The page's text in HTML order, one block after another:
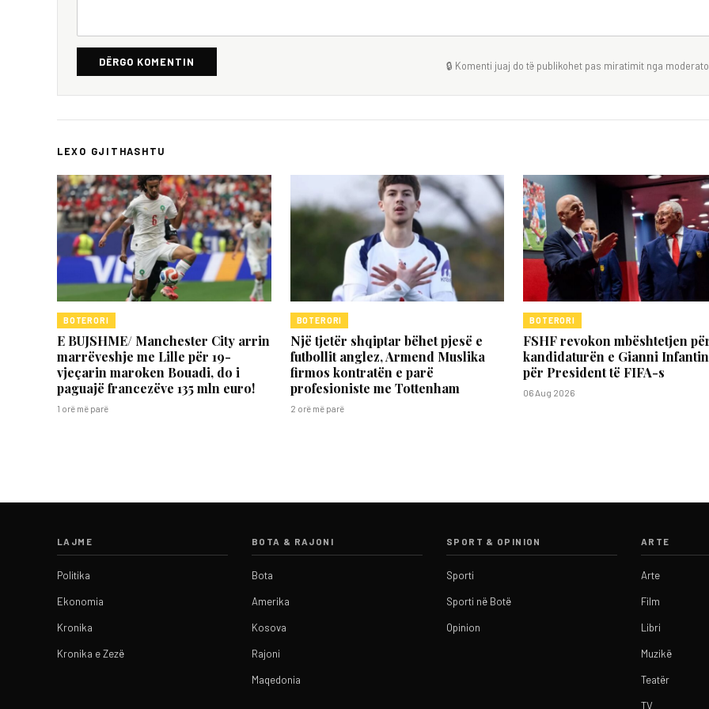
DËRGO KOMENTIN 🔒 Komenti juaj do të publikohet pas miratimit nga
LEXO GJITHASHTU
BOTERORI
E BUJSHME/ Manchester City arrin
marrëveshje me Lille për 19-
vjeçarin maroken Bouadi, do i
paguajë francezëve 135 mln euro!
1 orë më parë
BOTERORI
Një tjetër shqiptar bëhet pjesë e
futbollit anglez, Armend Muslika
firmos kontratën e parë
profesioniste me Tottenham
2 orë më parë
BOTERORI
FSHF revokon mbështetjen
kandidaturën e Gianni
për President të FIFA-s
06 Aug 2026
LAJME
Politika
Ekonomia
Kronika
Kronika e Zezë
BOTA & RAJONI
Bota
Amerika
Kosova
Rajoni
Maqedonia
SPORT & OPINION
Sporti
Sporti në Botë
Opinion
ARTE
Arte
Film
Libri
Muzikë
Teatër
TV